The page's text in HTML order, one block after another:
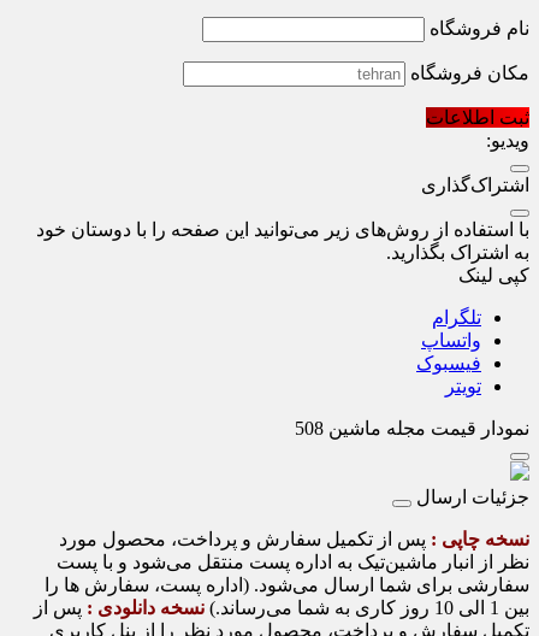
نام فروشگاه
مکان فروشگاه
ثبت اطلاعات
ویدیو:
اشتراک‌گذاری
با استفاده از روش‌های زیر می‌توانید این صفحه را با دوستان خود
به اشتراک بگذارید.
کپی لینک
تلگرام
واتساپ
فیسبوک
تویتر
نمودار قیمت مجله ماشین 508
جزئیات ارسال
نسخه چاپی : پس از تکمیل سفارش و پرداخت، محصول مورد
نظر از انبار ماشین‌تیک به اداره پست منتقل می‌شود و با پست
سفارشی برای شما ارسال می‌شود. (اداره پست، سفارش ها را
بین 1 الی 10 روز کاری به شما می‌رساند.)
نسخه دانلودی : پس از
تکمیل سفارش و پرداخت، محصول مورد نظر را از پنل کاربری